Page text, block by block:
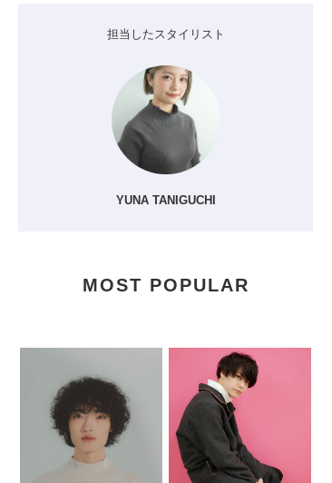
担当したスタイリスト
YUNA TANIGUCHI
MOST POPULAR